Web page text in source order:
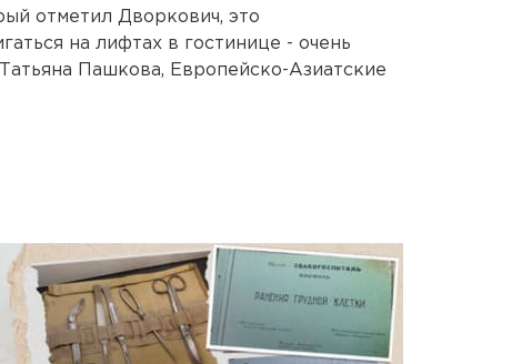
отметил Дворкович, это
на лифтах в гостинице - очень
Пашкова, Европейско-Азиатские